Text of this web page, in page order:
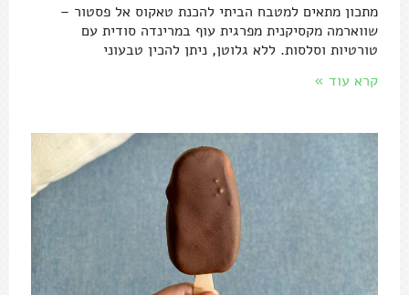
מתכון מתאים למטבח הביתי להכנת טאקוס אל פסטור –
שווארמה מקסיקנית מפרגית עוף במרינדה סודית עם
טורטיות וסלסות. ללא גלוטן, ניתן להכין טבעוני
קרא עוד »